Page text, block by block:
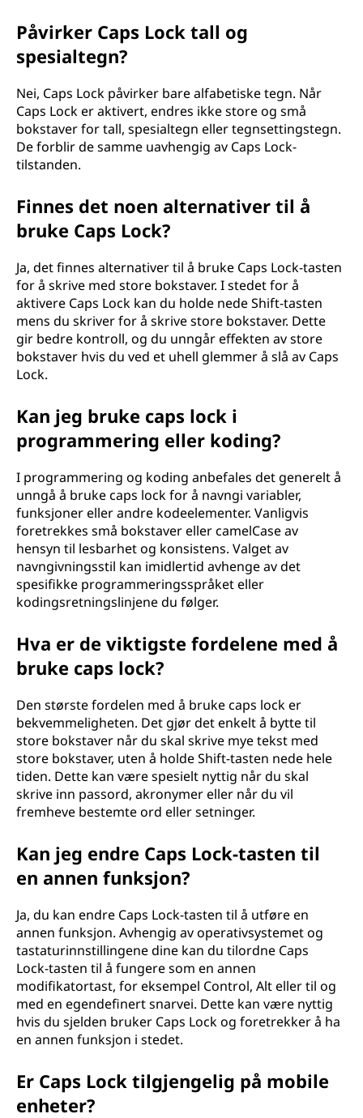
Påvirker Caps Lock tall og
spesialtegn?
Nei, Caps Lock påvirker bare alfabetiske tegn. Når
Caps Lock er aktivert, endres ikke store og små
bokstaver for tall, spesialtegn eller tegnsettingstegn.
De forblir de samme uavhengig av Caps Lock-
tilstanden.
Finnes det noen alternativer til å
bruke Caps Lock?
Ja, det finnes alternativer til å bruke Caps Lock-tasten
for å skrive med store bokstaver. I stedet for å
aktivere Caps Lock kan du holde nede Shift-tasten
mens du skriver for å skrive store bokstaver. Dette
gir bedre kontroll, og du unngår effekten av store
bokstaver hvis du ved et uhell glemmer å slå av Caps
Lock.
Kan jeg bruke caps lock i
programmering eller koding?
I programmering og koding anbefales det generelt å
unngå å bruke caps lock for å navngi variabler,
funksjoner eller andre kodeelementer. Vanligvis
foretrekkes små bokstaver eller camelCase av
hensyn til lesbarhet og konsistens. Valget av
navngivningsstil kan imidlertid avhenge av det
spesifikke programmeringsspråket eller
kodingsretningslinjene du følger.
Hva er de viktigste fordelene med å
bruke caps lock?
Den største fordelen med å bruke caps lock er
bekvemmeligheten. Det gjør det enkelt å bytte til
store bokstaver når du skal skrive mye tekst med
store bokstaver, uten å holde Shift-tasten nede hele
tiden. Dette kan være spesielt nyttig når du skal
skrive inn passord, akronymer eller når du vil
fremheve bestemte ord eller setninger.
Kan jeg endre Caps Lock-tasten til
en annen funksjon?
Ja, du kan endre Caps Lock-tasten til å utføre en
annen funksjon. Avhengig av operativsystemet og
tastaturinnstillingene dine kan du tilordne Caps
Lock-tasten til å fungere som en annen
modifikatortast, for eksempel Control, Alt eller til og
med en egendefinert snarvei. Dette kan være nyttig
hvis du sjelden bruker Caps Lock og foretrekker å ha
en annen funksjon i stedet.
Er Caps Lock tilgjengelig på mobile
enheter?